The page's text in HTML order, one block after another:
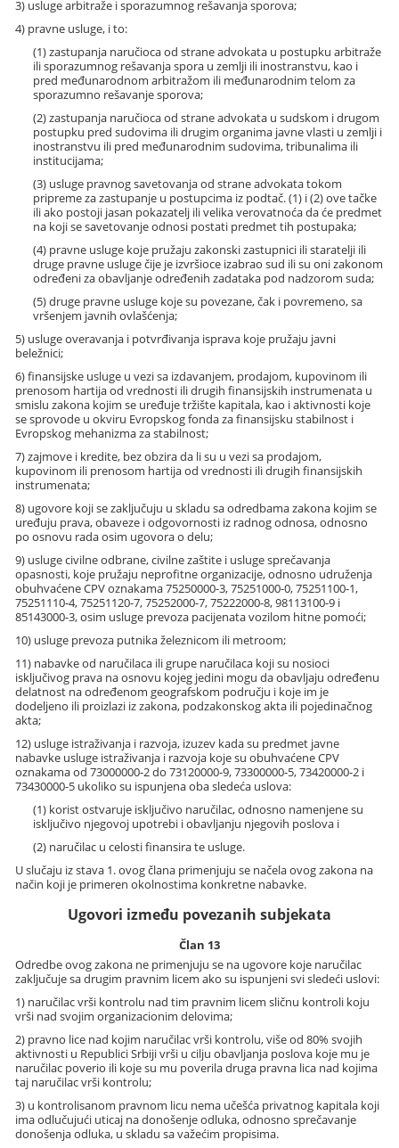
3) usluge arbitraže i sporazumnog rešavanja sporova;
4) pravne usluge, i to:
(1) zastupanja naručioca od strane advokata u postupku arbitraže
ili sporazumnog rešavanja spora u zemlji ili inostranstvu, kao i
pred međunarodnom arbitražom ili međunarodnim telom za
sporazumno rešavanje sporova;
(2) zastupanja naručioca od strane advokata u sudskom i drugom
postupku pred sudovima ili drugim organima javne vlasti u zemlji i
inostranstvu ili pred međunarodnim sudovima, tribunalima ili
institucijama;
(3) usluge pravnog savetovanja od strane advokata tokom
pripreme za zastupanje u postupcima iz podtač. (1) i (2) ove tačke
ili ako postoji jasan pokazatelj ili velika verovatnoća da će predmet
na koji se savetovanje odnosi postati predmet tih postupaka;
(4) pravne usluge koje pružaju zakonski zastupnici ili staratelji ili
druge pravne usluge čije je izvršioce izabrao sud ili su oni zakonom
određeni za obavljanje određenih zadataka pod nadzorom suda;
(5) druge pravne usluge koje su povezane, čak i povremeno, sa
vršenjem javnih ovlašćenja;
5) usluge overavanja i potvrđivanja isprava koje pružaju javni
beležnici;
6) finansijske usluge u vezi sa izdavanjem, prodajom, kupovinom ili
prenosom hartija od vrednosti ili drugih finansijskih instrumenata u
smislu zakona kojim se uređuje tržište kapitala, kao i aktivnosti koje
se sprovode u okviru Evropskog fonda za finansijsku stabilnost i
Evropskog mehanizma za stabilnost;
7) zajmove i kredite, bez obzira da li su u vezi sa prodajom,
kupovinom ili prenosom hartija od vrednosti ili drugih finansijskih
instrumenata;
8) ugovore koji se zaključuju u skladu sa odredbama zakona kojim se
uređuju prava, obaveze i odgovornosti iz radnog odnosa, odnosno
po osnovu rada osim ugovora o delu;
9) usluge civilne odbrane, civilne zaštite i usluge sprečavanja
opasnosti, koje pružaju neprofitne organizacije, odnosno udruženja
obuhvaćene CPV oznakama 75250000-3, 75251000-0, 75251100-1,
75251110-4, 75251120-7, 75252000-7, 75222000-8, 98113100-9 i
85143000-3, osim usluge prevoza pacijenata vozilom hitne pomoći;
10) usluge prevoza putnika železnicom ili metroom;
11) nabavke od naručilaca ili grupe naručilaca koji su nosioci
isključivog prava na osnovu kojeg jedini mogu da obavljaju određenu
delatnost na određenom geografskom području i koje im je
dodeljeno ili proizlazi iz zakona, podzakonskog akta ili pojedinačnog
akta;
12) usluge istraživanja i razvoja, izuzev kada su predmet javne
nabavke usluge istraživanja i razvoja koje su obuhvaćene CPV
oznakama od 73000000-2 do 73120000-9, 73300000-5, 73420000-2 i
73430000-5 ukoliko su ispunjena oba sledeća uslova:
(1) korist ostvaruje isključivo naručilac, odnosno namenjene su
isključivo njegovoj upotrebi i obavljanju njegovih poslova i
(2) naručilac u celosti finansira te usluge.
U slučaju iz stava 1. ovog člana primenjuju se načela ovog zakona na
način koji je primeren okolnostima konkretne nabavke.
Ugovori između povezanih subjekata
Član 13
Odredbe ovog zakona ne primenjuju se na ugovore koje naručilac
zaključuje sa drugim pravnim licem ako su ispunjeni svi sledeći uslovi:
1) naručilac vrši kontrolu nad tim pravnim licem sličnu kontroli koju
vrši nad svojim organizacionim delovima;
2) pravno lice nad kojim naručilac vrši kontrolu, više od 80% svojih
aktivnosti u Republici Srbiji vrši u cilju obavljanja poslova koje mu je
naručilac poverio ili koje su mu poverila druga pravna lica nad kojima
taj naručilac vrši kontrolu;
3) u kontrolisanom pravnom licu nema učešća privatnog kapitala koji
ima odlučujući uticaj na donošenje odluka, odnosno sprečavanje
donošenja odluka, u skladu sa važećim propisima.